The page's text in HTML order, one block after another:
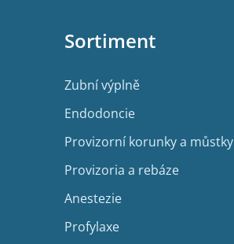
Sortiment
Zubní výplně
Endodoncie
Provizorní korunky a můstky
Provizoria a rebáze
Anestezie
Profylaxe